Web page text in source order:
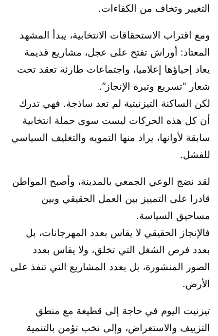
التغيير وتخاف من الكفاءات.
ومع اقتراب الاستحقاقات الانتخابية، يبدأ المشهد
المعتاد: أوراش تفتح على عجل، مشاريع قديمة
يعاد إحياؤها إعلاميا، واجتماعات طارئة تعقد تحت
شعار “تسريع وتيرة الإنجاز”.
لكن الساكنة التيزنيتية لم تعد ساذجة. فهي تدرك
أن كل هذه الحركات ليست سوى حملة انتخابية
سابقة لأوانها، يراد منها التمويه والتغليف السياسي
للفشل.
لقد نضج الوعي الجمعي بالمدينة، وأصبح المواطن
قادرا على التمييز بين العمل الحقيقي وبين
مساحيق السياسة.
فالإنجاز الحقيقي لا يقاس بعدد المهرجانات، بل
بعدد فرص الشغل التي تخلق، ولا يقاس بعدد
الصور المنشورة، بل بعدد المشاريع التي تنفذ على
الأرض.
تيزنيت اليوم في حاجة إلى قطيعة مع منطق
التزييف والاستعراض، وإلى نخب تؤمن بالتنمية